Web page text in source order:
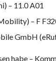
– 11.0 A01
– F
GmbH
habe –